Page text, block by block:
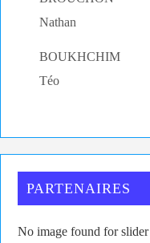
Nathan
BOUKHCHIM
Téo
PARTENAIRES
No image found for slider